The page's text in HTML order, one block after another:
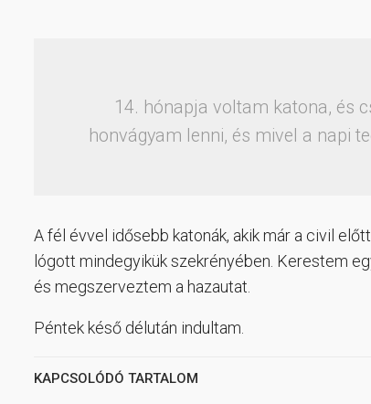
14. hónapja voltam katona, és
honvágyam lenni, és mivel a napi
A fél évvel idősebb katonák, akik már a civil
lógott mindegyikük szekrényében. Kerestem
és megszerveztem a hazautat.
Péntek késő délután indultam.
KAPCSOLÓDÓ TARTALOM